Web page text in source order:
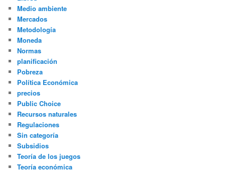
Medio ambiente
Mercados
Metodología
Moneda
Normas
planificación
Pobreza
Política Económica
precios
Public Choice
Recursos naturales
Regulaciones
Sin categoría
Subsidios
Teoría de los juegos
Teoría económica